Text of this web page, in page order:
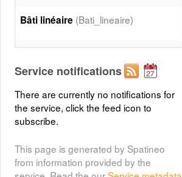
Bâti linéaire (Bati_lineaire)
(Covisibilite_d_un_bati_a_l_autre)
Cones de vues(Cones_de_vues)
Belvédères - orientation
Service notifications
There are currently no notifications for
the service, click the feed icon to
subscribe.
This page is generated by Spatineo
from information provided by the